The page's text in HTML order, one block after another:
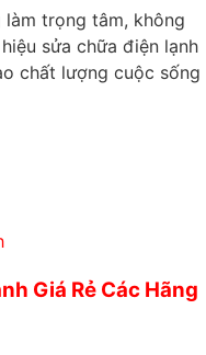
làm trọng tâm, không
sửa chữa điện lạnh
chất lượng cuộc sống
Giá Rẻ Các Hãng